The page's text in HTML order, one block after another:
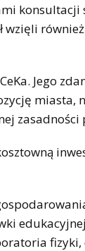
konsultacji
wzięli
Jego
miasta,